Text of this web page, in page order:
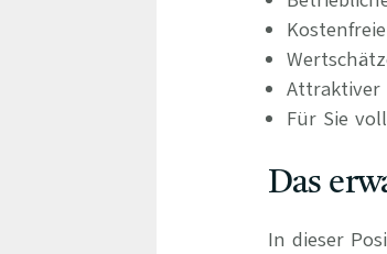
Attraktiver
Für Sie
Das
In dieser